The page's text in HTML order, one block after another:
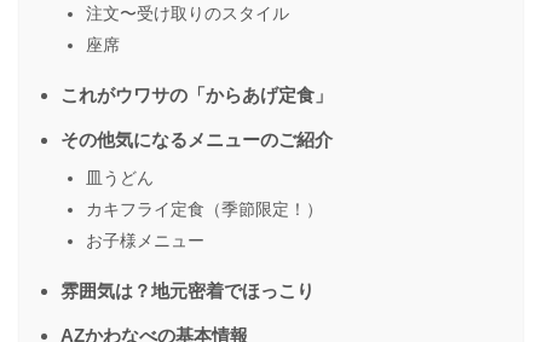
注文〜受け取りのスタイル
座席
これがウワサの「からあげ定食」
その他気になるメニューのご紹介
皿うどん
カキフライ定食（季節限定！）
お子様メニュー
雰囲気は？地元密着でほっこり
AZかわなべの基本情報